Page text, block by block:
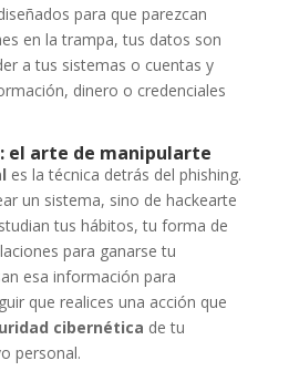
para que parezcan
en la trampa, tus datos son
a tus sistemas o cuentas y
dinero o credenciales
el arte de manipularte
es la técnica detrás del phishing.
un sistema, sino de hackearte
tus hábitos, tu forma de
para ganarse tu
esa información para
que realices una acción que
cibernética de tu
personal.